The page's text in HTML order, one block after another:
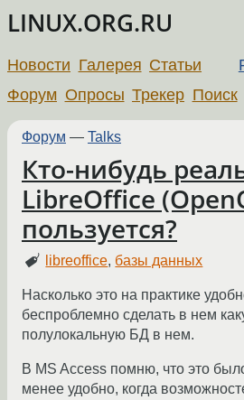
LINUX.ORG.RU
Новости Галерея Статьи
Форум Опросы Трекер Поиск
Форум — Talks
Кто-нибудь
LibreOffice
пользуется?
libreoffice, базы данных
Насколько это на практике
беспроблемно сделать в нем
полулокальную БД в нем.
В MS Access помню, что это
менее удобно, когда